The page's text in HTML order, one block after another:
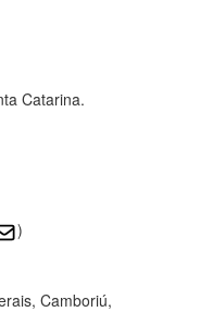
Catarina.
)
Camboriú,